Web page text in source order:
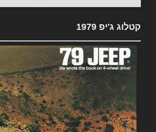
קטלוג ג'יפ 1979